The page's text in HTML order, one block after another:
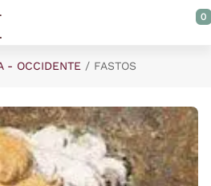
0
- OCCIDENTE FASTOS